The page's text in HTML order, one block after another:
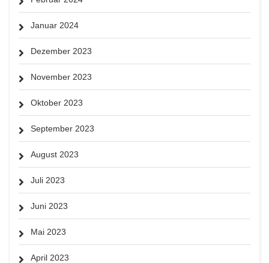
Januar 2024
Dezember 2023
November 2023
Oktober 2023
September 2023
August 2023
Juli 2023
Juni 2023
Mai 2023
April 2023